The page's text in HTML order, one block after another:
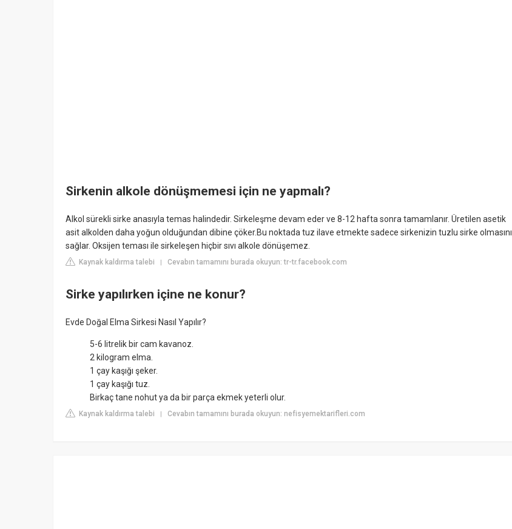
Sirkenin alkole dönüşmemesi için ne yapmalı?
Alkol sürekli sirke anasıyla temas halindedir. Sirkeleşme devam eder ve 8-12 hafta sonra tamamlanır. Üretilen asetik
asit alkolden daha yoğun olduğundan dibine çöker.Bu noktada tuz ilave etmekte sadece sirkenizin tuzlu sirke olmasını
sağlar. Oksijen teması ile sirkeleşen hiçbir sıvı alkole dönüşemez.
Kaynak kaldırma talebi | Cevabın tamamını burada okuyun: tr-tr.facebook.com
Sirke yapılırken içine ne konur?
Evde Doğal Elma Sirkesi Nasıl Yapılır?
5-6 litrelik bir cam kavanoz.
2 kilogram elma.
1 çay kaşığı şeker.
1 çay kaşığı tuz.
Birkaç tane nohut ya da bir parça ekmek yeterli olur.
Kaynak kaldırma talebi | Cevabın tamamını burada okuyun: nefisyemektarifleri.com